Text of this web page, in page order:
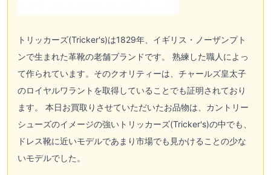
トリッカーズ(Tricker's)は1829年、イギリス・ノーザンプト
ンで生まれた革靴の老舗ブランドです。 熟練した職人によっ
て作られています。そのクオリティーは、チャールズ皇太子
のロイヤルワラントを取得していることでも証明されており
ます。 本日お買取りさせていただいたお品物は、カントリー
シューズのイメージの強い トリッカーズ(Tricker's)の中でも、
ドレス靴に近いモデルであまり市場でも見かけることの少な
いモデルでした。